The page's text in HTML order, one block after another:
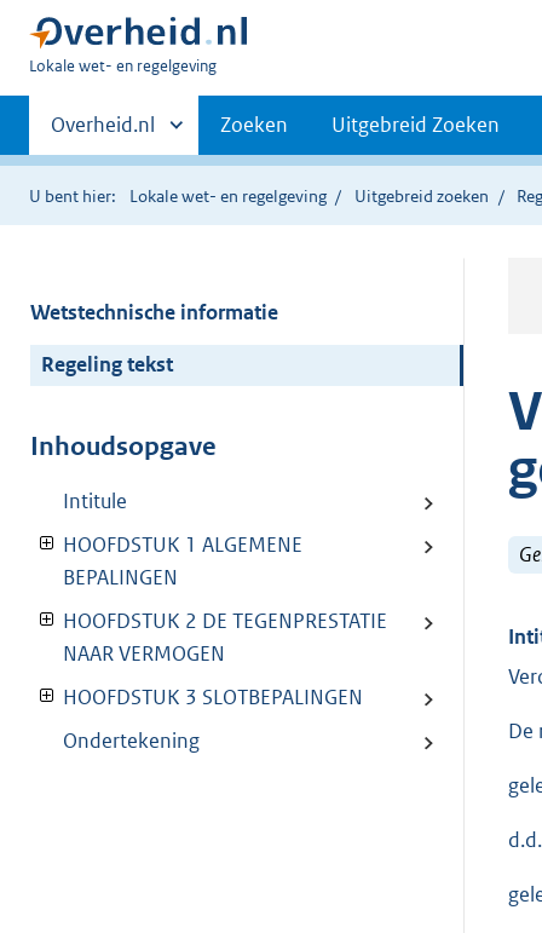
U
hier:
Lokale wet- en regelgeving
Primaire
navigatie
Andere
sites
binnen
Overheid.nl Zoeken Uitgebreid Zoeken
U bent hier: Lokale wet- en regelgeving Uitgebreid zoeken
Wetstechnische informatie
Regeling tekst
Inhoudsopgave
Intitule
HOOFDSTUK 1 ALGEMENE
BEPALINGEN
HOOFDSTUK 2 DE TEGENPRESTATIE
NAAR VERMOGEN
HOOFDSTUK 3 SLOTBEPALINGEN
Ondertekening
De